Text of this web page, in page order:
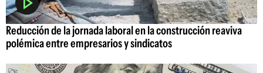
Reducción de la jornada laboral en la construcción reaviva
polémica entre empresarios y sindicatos